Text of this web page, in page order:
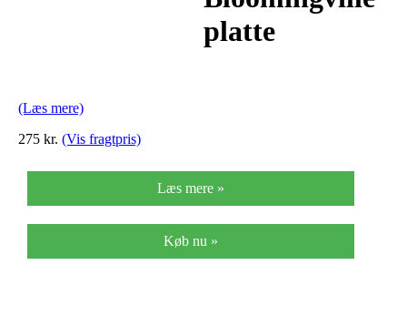
platte
(Læs mere)
275 kr. (Vis fragtpris)
Læs mere »
Køb nu »